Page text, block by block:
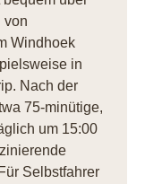
von
Windhoek
in
Nach der
75-minütige,
um 15:00
Selbstfahrer